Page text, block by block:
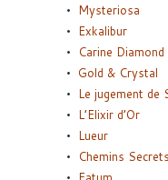
Mysteriosa
Exkalibur
Carine Diamond
Gold & Crystal
Le jugement de
L’Elixir d’Or
Lueur
Chemins Secrets